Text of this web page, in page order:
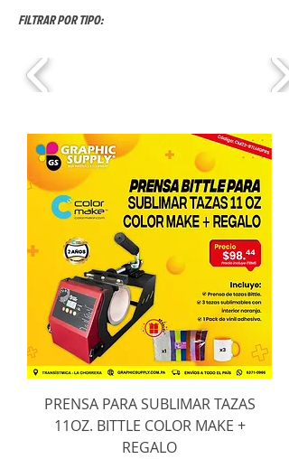
FILTRAR POR TIPO:
PRENSA PARA SUBLIMAR TAZAS
11OZ. BITTLE COLOR MAKE +
REGALO